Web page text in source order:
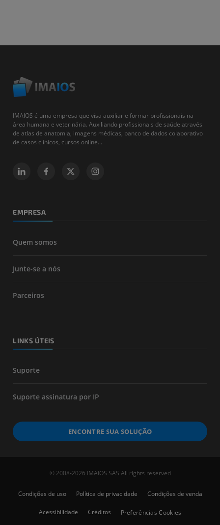
IMAIOS é uma empresa que visa auxiliar e formar profissionais na
área humana e veterinária. Auxiliando profissionais de saúde através
de atlas de anatomia, imagens médicas, banco de dados colaborativo
de casos clínicos, cursos online...
EMPRESA
Quem somos
Junte-se a nós
Parceiros
LINKS ÚTEIS
Suporte
Suporte assinatura por IP
ENCONTRE SUA SOLUÇÃO
© 2008-2026 IMAIOS SAS All rights reserved
Condições de uso Política de privacidade Condições de venda
Acessibilidade Créditos Preferências Cookies